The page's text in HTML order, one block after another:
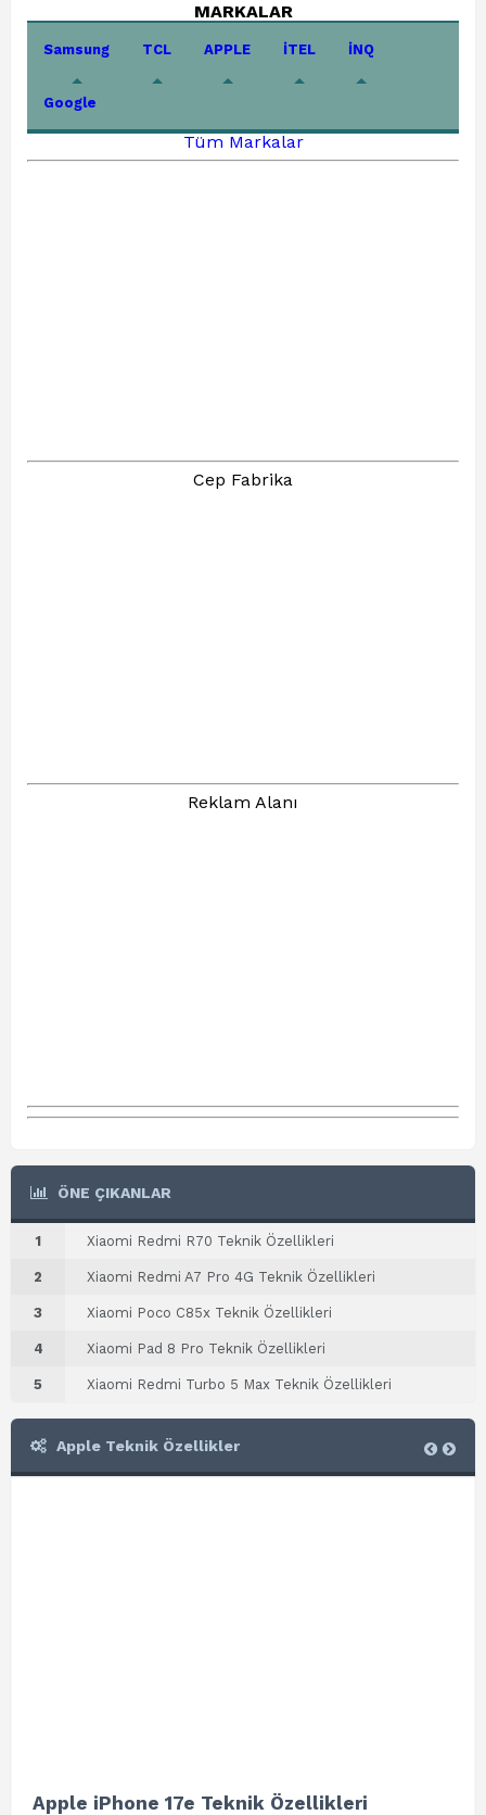
MARKALAR
Samsung TCL APPLE İTEL İNQ
Google
Tüm Markalar
Cep Fabrika
Reklam Alanı
ÖNE ÇIKANLAR
1 Xiaomi Redmi R70 Teknik Özellikleri
2 Xiaomi Redmi A7 Pro 4G Teknik Özellikleri
3 Xiaomi Poco C85x Teknik Özellikleri
4 Xiaomi Pad 8 Pro Teknik Özellikleri
5 Xiaomi Redmi Turbo 5 Max Teknik Özellikleri
Apple Teknik Özellikler
Apple iPhone 17e Teknik Özellikleri